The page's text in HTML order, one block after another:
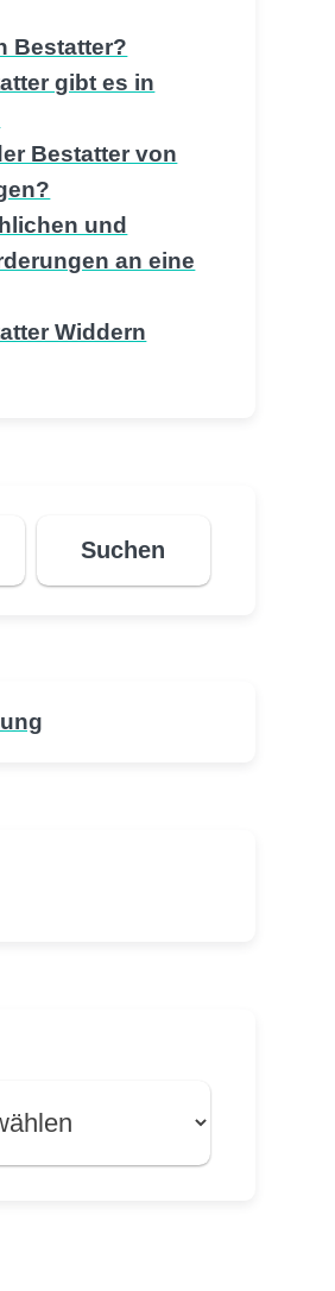
Bestatter?
gibt es in
Bestatter von
und
an eine
Widdern
Suchen